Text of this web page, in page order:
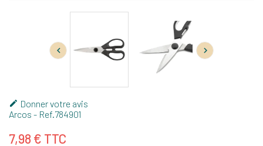
 
 Donner votre avis
Arcos - Ref.784901
7,98 € TTC